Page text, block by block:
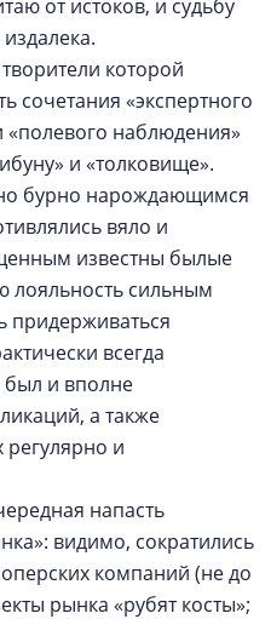
от истоков, и судьбу
которой
сочетания «экспертного
«полевого наблюдения»
и «толковище».
бурно нарождающимся
вяло и
известны былые
лояльность сильным
придерживаться
всегда
и вполне
а также
и
напасть
видимо, сократились
компаний (не до
рынка «рубят косты»;